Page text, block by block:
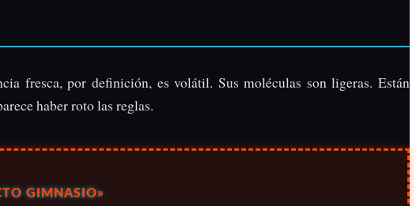
fresca, por definición, es volátil. Sus moléculas son ligeras. Están
haber roto las reglas.
GIMNASIO»